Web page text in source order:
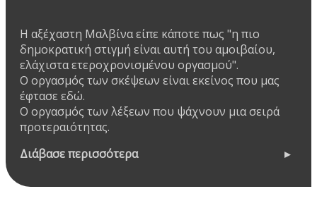
Η αξέχαστη Μαλβίνα είπε κάποτε πως "η πιο
δημοκρατική στιγμή είναι αυτή του αμοιβαίου,
ελάχιστα ετεροχρονισμένου οργασμού".
Ο οργασμός των σκέψεων είναι εκείνος που μας
έφτασε εδώ.
Ο οργασμός των λέξεων που ψάχνουν μια σειρά
προτεραιότητας.
Διάβασε περισσότερα